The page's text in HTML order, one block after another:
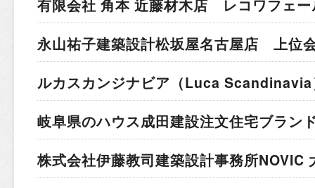
有限会社 角本 近藤材木店 レコワフェー
永山祐子建築設計松坂屋名古屋店 上位
ルカスカンジナビア （Luca
岐阜県のハウス成田建設注文住宅ブラン
株式会社伊藤教司建築設計事務所NOVIC